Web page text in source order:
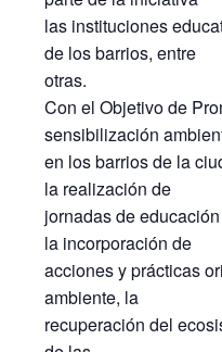
las instituciones
de los barrios, entre
otras.
Con el Objetivo de
sensibilización
en los barrios de la
la realización de
jornadas de
la incorporación de
acciones y prácticas
ambiente, la
recuperación del